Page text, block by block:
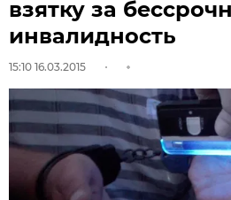
взятку за
инвалидность
15:10 16.03.2015